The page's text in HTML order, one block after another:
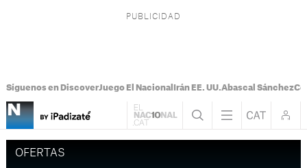
Síguenos en DiscoverJuego El Nacional Irán EE. UU.Abascal Sánchez
OFERTAS